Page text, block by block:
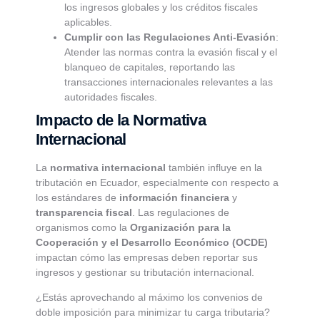
los ingresos globales y los créditos fiscales
aplicables.
Cumplir con las Regulaciones Anti-Evasión:
Atender las normas contra la evasión fiscal y el
blanqueo de capitales, reportando las
transacciones internacionales relevantes a las
autoridades fiscales.
Impacto de la Normativa
Internacional
La normativa internacional también influye en la
tributación en Ecuador, especialmente con respecto a
los estándares de información financiera y
transparencia fiscal . Las regulaciones de
organismos como la Organización para la
Cooperación y el Desarrollo Económico (OCDE)
impactan cómo las empresas deben reportar sus
ingresos y gestionar su tributación internacional.
¿Estás aprovechando al máximo los convenios de
doble imposición para minimizar tu carga tributaria?